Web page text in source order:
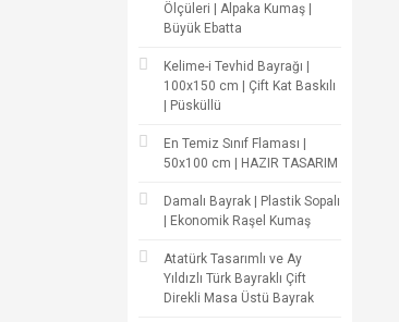
Ölçüleri | Alpaka Kumaş |
Büyük Ebatta
Kelime-i Tevhid Bayrağı |
100x150 cm | Çift Kat Baskılı
| Püsküllü
En Temiz Sınıf Flaması |
50x100 cm | HAZIR TASARIM
Damalı Bayrak | Plastik Sopalı
| Ekonomik Raşel Kumaş
Atatürk Tasarımlı ve Ay
Yıldızlı Türk Bayraklı Çift
Direkli Masa Üstü Bayrak